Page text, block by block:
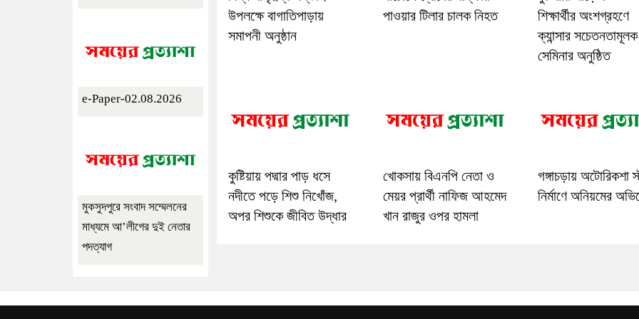
উপলক্ষে বাগাতিপাড়ায়
সমাপনী অনুষ্ঠান
পাওয়ার টিলার চালক নিহত
শিক্ষার্থীর অংশগ্রহণে
ক্যান্সার সচেতনতামূলক
সেমিনার অনুষ্ঠিত
কুষ্টিয়ায় পদ্মার পাড় ধসে
নদীতে পড়ে শিশু নিখোঁজ,
অপর শিশুকে জীবিত উদ্ধার
খোকসায় বিএনপি নেতা ও
মেয়র প্রার্থী নাফিজ আহমেদ
খান রাজুর ওপর হামলা
গঙ্গাচড়ায় অটোরিকশা
নির্মাণে অনিয়মের
e-Paper-02.08.2026
মুকসুদপুরে সংবাদ সম্মেলনের
মাধ্যমে আ’লীগের দুই নেতার
পদত্যাগ